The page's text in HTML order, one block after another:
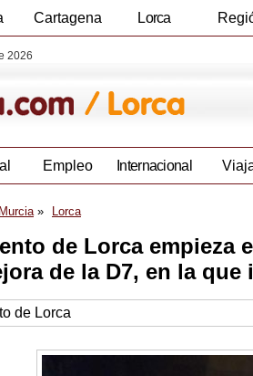
Cartagena Lorca
2026
Empleo Internacional
Lorca
de Lorca empieza
de la D7, en la
de Lorca